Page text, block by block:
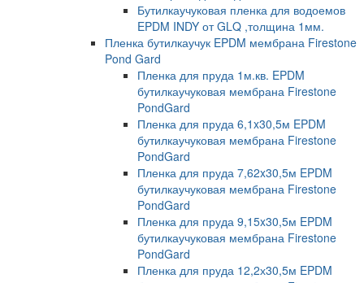
Бутилкаучуковая пленка для водоемов
EPDM INDY от GLQ ,толщина 1мм.
Пленка бутилкаучук EPDM мембрана Firestone
Pond Gard
Пленка для пруда 1м.кв. EPDM
бутилкаучуковая мембрана Firestone
PondGard
Пленка для пруда 6,1x30,5м EPDM
бутилкаучуковая мембрана Firestone
PondGard
Пленка для пруда 7,62x30,5м EPDM
бутилкаучуковая мембрана Firestone
PondGard
Пленка для пруда 9,15x30,5м EPDM
бутилкаучуковая мембрана Firestone
PondGard
Пленка для пруда 12,2х30,5м EPDM